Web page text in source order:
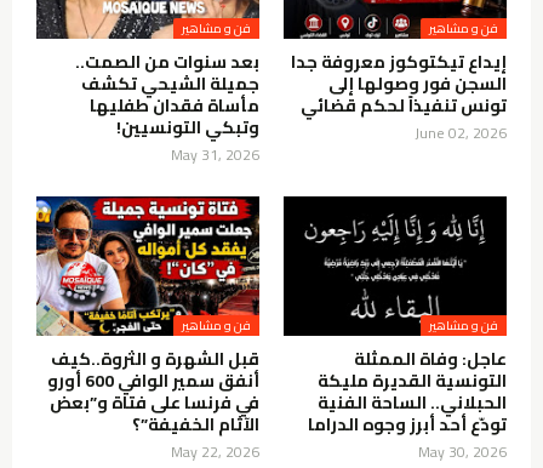
فن و مشاهير
إيداع تيكتوكوز معروفة جدا
السجن فور وصولها إلى
تونس تنفيذاً لحكم قضائي
June 02, 2026
فن و مشاهير
بعد سنوات من الصمت..
جميلة الشيحي تكشف
مأساة فقدان طفليها
وتبكي التونسيين!
May 31, 2026
فن و مشاهير
عاجل: وفاة الممثلة
التونسية القديرة مليكة
الحبلاني.. الساحة الفنية
تودّع أحد أبرز وجوه الدراما
May 30, 2026
فن و مشاهير
قبل الشهرة و الثروة..كيف
أنفق سمير الوافي 600 أورو
في فرنسا على فتاة و”بعض
الآثام الخفيفة”؟
May 22, 2026